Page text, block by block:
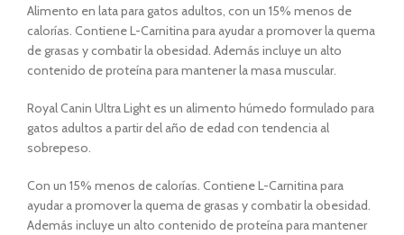
Alimento en lata para gatos adultos, con un 15% menos de
calorías. Contiene L-Carnitina para ayudar a promover la quema
de grasas y combatir la obesidad. Además incluye un alto
contenido de proteína para mantener la masa muscular.
Royal Canin Ultra Light es un alimento húmedo formulado para
gatos adultos a partir del año de edad con tendencia al
sobrepeso.
Con un 15% menos de calorías. Contiene L-Carnitina para
ayudar a promover la quema de grasas y combatir la obesidad.
Además incluye un alto contenido de proteína para mantener